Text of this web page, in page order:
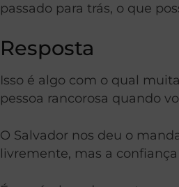
passado para trás, o que
Resposta
Isso é algo com o qual
pessoa rancorosa quando
O Salvador nos deu o
livremente, mas a